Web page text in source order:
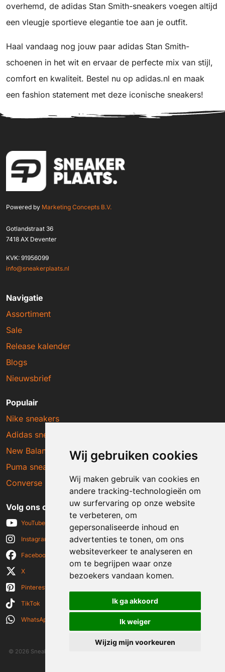
Wij gebruiken cookies
Wij maken gebruik van cookies en
andere tracking-technologieën om
uw surfervaring op onze website
te verbeteren, om
gepersonaliseerde inhoud en
advertenties te tonen, om ons
websiteverkeer te analyseren en
om te begrijpen waar onze
bezoekers vandaan komen.
Ik ga akkoord
Ik weiger
Wijzig mijn voorkeuren
overhemd, de adidas Stan Smith-sneakers voegen altijd
een vleugje sportieve elegantie toe aan je outfit.
Haal vandaag nog jouw paar adidas Stan Smith-
schoenen in het wit en ervaar de perfecte mix van stijl,
comfort en kwaliteit. Bestel nu op adidas.nl en maak
een fashion statement met deze iconische sneakers!
Powered by Marketing Concepts B.V.
Gotlandstraat 36
7418 AX Deventer
KVK: 91956099
info@sneakerplaats.nl
Navigatie
Assortiment
Sale
Release kalender
Blogs
Nieuwsbrief
Populair
Nike sneakers
Adidas sneakers
New Balance sneakers
Puma sneakers
Converse sneakers
Volg ons op social media
YouTube
Instagram
Facebook
X
Pinterest
TikTok
WhatsApp
© 2026 Sneakerplaats.nl